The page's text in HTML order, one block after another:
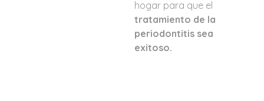
hogar para que el
tratamiento de la
periodontitis sea
exitoso.